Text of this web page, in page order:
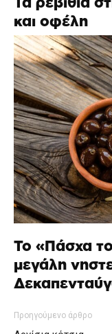
Τα ρεβίθια
και οφέλη
Το «Πάσχα
μεγάλη
Προηγούμενο άρθρο